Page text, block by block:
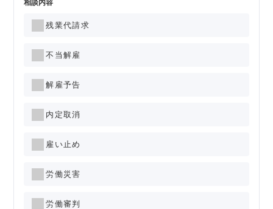
相談内容
残業代請求
不当解雇
解雇予告
内定取消
雇い止め
労働災害
労働審判